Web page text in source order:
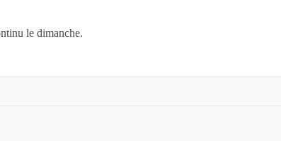
le dimanche.